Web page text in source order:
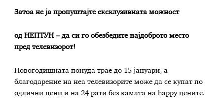
Затоа не ја пропуштајте ексклузивната можност
одНЕПТУН– да си го обезбедите најдоброто место
пред телевизорот!
Новогодишната понуда трае до 15 јануари, а
благодарение на неа телевизорите може да се купат по
одлични цени и на 24 рати без камата на happy цените.